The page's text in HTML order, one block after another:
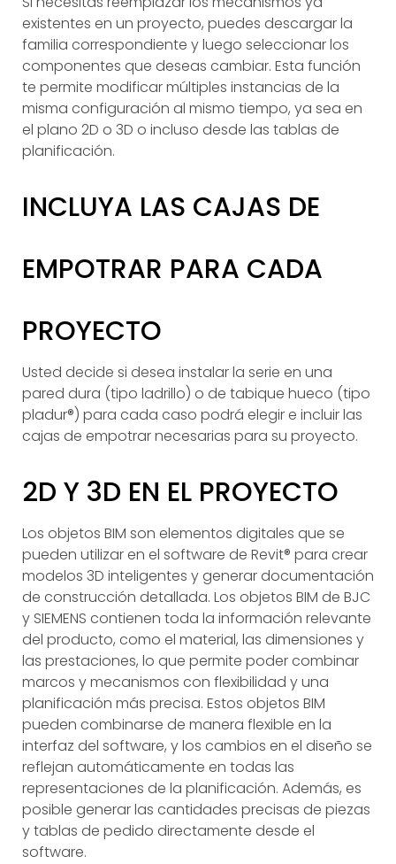
existentes en un proyecto, puedes descargar la
familia correspondiente y luego seleccionar los
componentes que deseas cambiar. Esta función
te permite modificar múltiples instancias de la
misma configuración al mismo tiempo, ya sea en
el plano 2D o 3D o incluso desde las tablas de
planificación.
INCLUYA LAS CAJAS DE
EMPOTRAR PARA CADA
PROYECTO
Usted decide si desea instalar la serie en una
pared dura (tipo ladrillo) o de tabique hueco (tipo
pladur®) para cada caso podrá elegir e incluir las
cajas de empotrar necesarias para su proyecto.
2D Y 3D EN EL PROYECTO
Los objetos BIM son elementos digitales que se
pueden utilizar en el software de Revit® para crear
modelos 3D inteligentes y generar documentación
de construcción detallada. Los objetos BIM de BJC
y SIEMENS contienen toda la información relevante
del producto, como el material, las dimensiones y
las prestaciones, lo que permite poder combinar
marcos y mecanismos con flexibilidad y una
planificación más precisa. Estos objetos BIM
pueden combinarse de manera flexible en la
interfaz del software, y los cambios en el diseño se
reflejan automáticamente en todas las
representaciones de la planificación. Además, es
posible generar las cantidades precisas de piezas
y tablas de pedido directamente desde el
software.